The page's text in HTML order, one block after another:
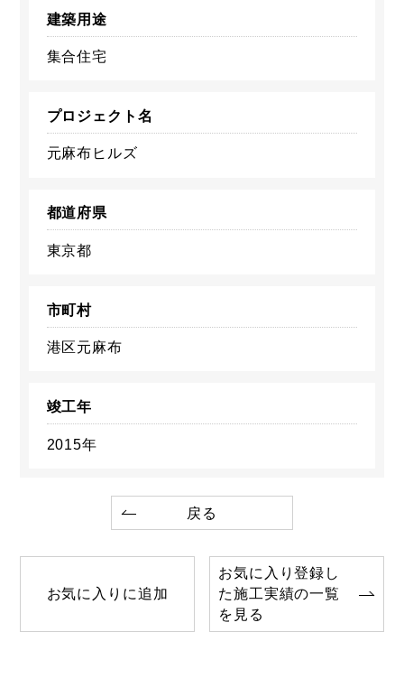
建築用途
集合住宅
プロジェクト名
元麻布ヒルズ
都道府県
東京都
市町村
港区元麻布
竣工年
2015年
戻る
お気に入りに追加
お気に入り登録し
た施工実績の一覧
を見る